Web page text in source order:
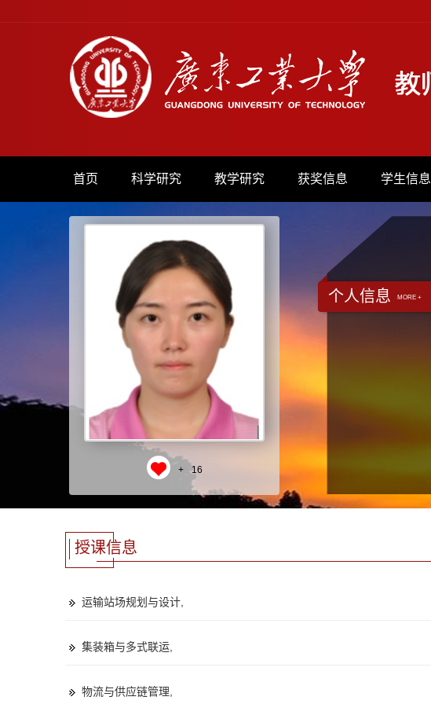
首页 科学研究 教学研究 获奖信息 学生信息
+ 16
个人信息 MORE +
授课信息
运输站场规划与设计,
集装箱与多式联运,
物流与供应链管理,